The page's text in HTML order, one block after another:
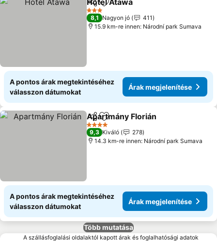
Megosztás
Hozzáadás a kedvencekhez
Hotel Atawa
3 Kategória
8,1 Nagyon jó
411
15.9 km-re innen: Národní park Sumava
A pontos árak megtekintéséhez
válasszon dátumokat
Árak megjelenítése
Megosztás
Hozzáadás a kedvencekhez
Apartmány Florián
4 Kategória
9,3 Kiváló
278
14.3 km-re innen: Národní park Sumava
A pontos árak megtekintéséhez
válasszon dátumokat
Árak megjelenítése
Több mutatása
A szállásfoglalási oldalaktól kapott árak és foglalhatósági adatok